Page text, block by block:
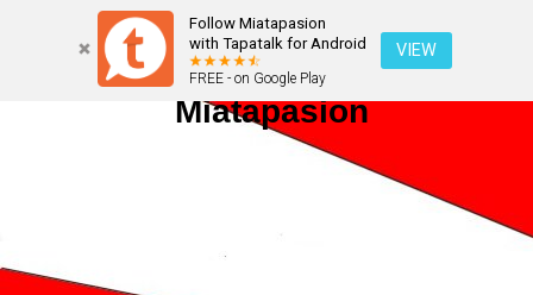
Follow Miatapasion
with Tapatalk for Android
FREE - on Google Play
VIEW
Miatapasion